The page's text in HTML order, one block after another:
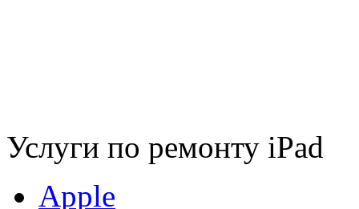
Услуги по ремонту iPad
Apple